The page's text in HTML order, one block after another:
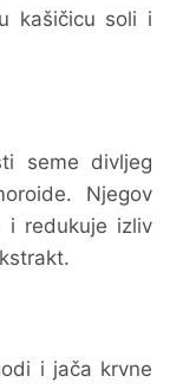
kašičicu soli i
seme divljeg
Njegov
i redukuje izliv
i jača krvne